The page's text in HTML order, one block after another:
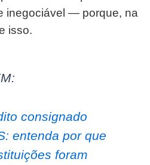
inegociável — porque, na
isso.
consignado
entenda por que
foram